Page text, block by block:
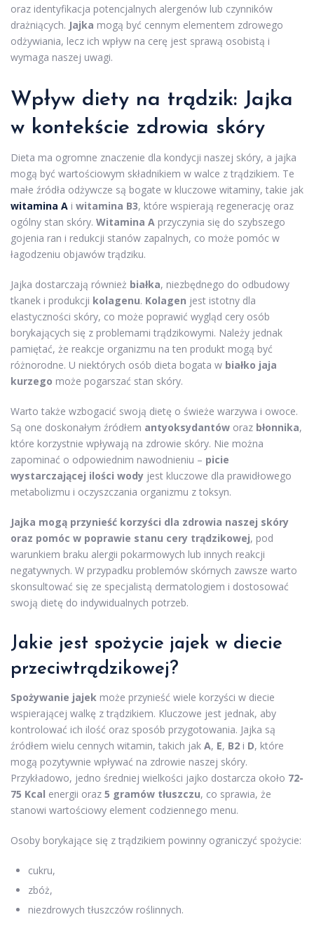
oraz identyfikacja potencjalnych alergenów lub czynników
drażniących. Jajka mogą być cennym elementem zdrowego
odżywiania, lecz ich wpływ na cerę jest sprawą osobistą i
wymaga naszej uwagi.
Wpływ diety na trądzik: Jajka
w kontekście zdrowia skóry
Dieta ma ogromne znaczenie dla kondycji naszej skóry, a jajka
mogą być wartościowym składnikiem w walce z trądzikiem. Te
małe źródła odżywcze są bogate w kluczowe witaminy, takie jak
witamina A i witamina B3, które wspierają regenerację oraz
ogólny stan skóry. Witamina A przyczynia się do szybszego
gojenia ran i redukcji stanów zapalnych, co może pomóc w
łagodzeniu objawów trądziku.
Jajka dostarczają również białka, niezbędnego do odbudowy
tkanek i produkcji kolagenu. Kolagen jest istotny dla
elastyczności skóry, co może poprawić wygląd cery osób
borykających się z problemami trądzikowymi. Należy jednak
pamiętać, że reakcje organizmu na ten produkt mogą być
różnorodne. U niektórych osób dieta bogata w białko jaja
kurzego może pogarszać stan skóry.
Warto także wzbogacić swoją dietę o świeże warzywa i owoce.
Są one doskonałym źródłem antyoksydantów oraz błonnika,
które korzystnie wpływają na zdrowie skóry. Nie można
zapominać o odpowiednim nawodnieniu – picie
wystarczającej ilości wody jest kluczowe dla prawidłowego
metabolizmu i oczyszczania organizmu z toksyn.
Jajka mogą przynieść korzyści dla zdrowia naszej skóry
oraz pomóc w poprawie stanu cery trądzikowej, pod
warunkiem braku alergii pokarmowych lub innych reakcji
negatywnych. W przypadku problemów skórnych zawsze warto
skonsultować się ze specjalistą dermatologiem i dostosować
swoją dietę do indywidualnych potrzeb.
Jakie jest spożycie jajek w diecie
przeciwtrądzikowej?
Spożywanie jajek może przynieść wiele korzyści w diecie
wspierającej walkę z trądzikiem. Kluczowe jest jednak, aby
kontrolować ich ilość oraz sposób przygotowania. Jajka są
źródłem wielu cennych witamin, takich jak A, E, B2 i D, które
mogą pozytywnie wpływać na zdrowie naszej skóry.
Przykładowo, jedno średniej wielkości jajko dostarcza około 72-
75 Kcal energii oraz 5 gramów tłuszczu, co sprawia, że
stanowi wartościowy element codziennego menu.
Osoby borykające się z trądzikiem powinny ograniczyć spożycie:
cukru,
zbóż,
niezdrowych tłuszczów roślinnych.